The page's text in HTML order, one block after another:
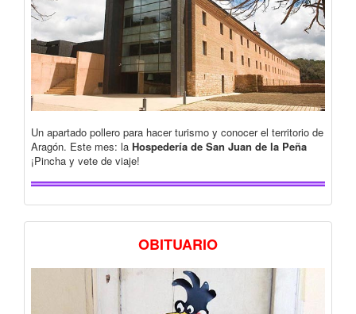
Un apartado pollero para hacer turismo y conocer el territorio de
Aragón. Este mes: la Hospedería de San Juan de la Peña
¡Pincha y vete de viaje!
OBITUARIO